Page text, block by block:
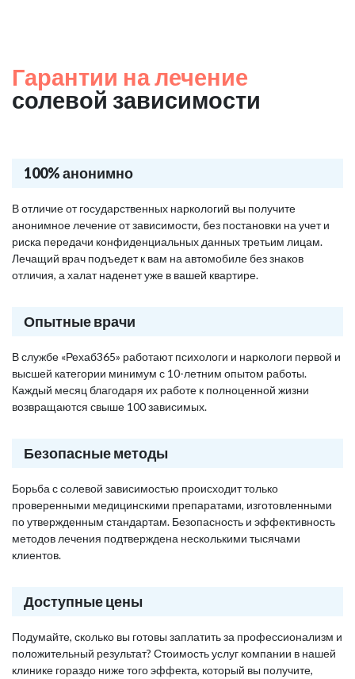
Гарантии на лечение
солевой зависимости
100% анонимно
В отличие от государственных наркологий вы получите
анонимное лечение от зависимости, без постановки на учет и
риска передачи конфиденциальных данных третьим лицам.
Лечащий врач подъедет к вам на автомобиле без знаков
отличия, а халат наденет уже в вашей квартире.
Опытные врачи
В службе «Рехаб365» работают психологи и наркологи первой и
высшей категории минимум с 10-летним опытом работы.
Каждый месяц благодаря их работе к полноценной жизни
возвращаются свыше 100 зависимых.
Безопасные методы
Борьба с солевой зависимостью происходит только
проверенными медицинскими препаратами, изготовленными
по утвержденным стандартам. Безопасность и эффективность
методов лечения подтверждена несколькими тысячами
клиентов.
Доступные цены
Подумайте, сколько вы готовы заплатить за профессионализм и
положительный результат? Стоимость услуг компании в нашей
клинике гораздо ниже того эффекта, который вы получите,